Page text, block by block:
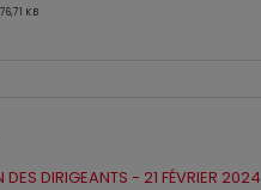
KB
DES DIRIGEANTS - 21 FÉVRIER 2024